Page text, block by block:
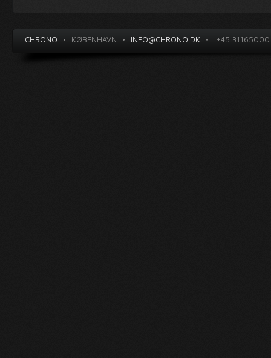
CHRONO • KØBENHAVN • INFO@CHRONO.DK • +45 31165000